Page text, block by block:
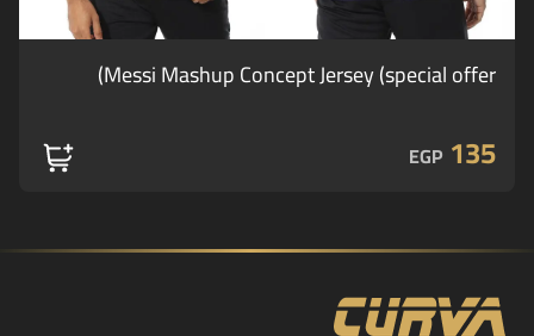
Messi Mashup Concept Jersey (special offer)
135
EGP